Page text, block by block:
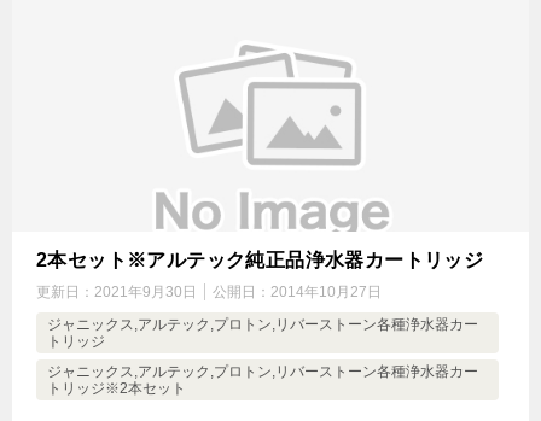
2本セット※アルテック純正品浄水器カートリッジ
更新日： 2021年9月30日 公開日： 2014年10月27日
ジャニックス,アルテック,プロトン,リバーストーン各種浄水器カー
トリッジ
ジャニックス,アルテック,プロトン,リバーストーン各種浄水器カー
トリッジ※2本セット